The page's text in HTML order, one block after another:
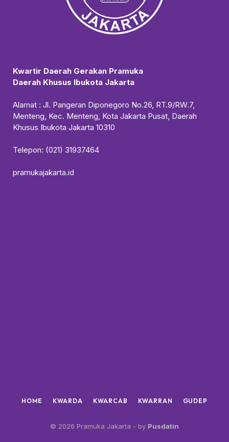
Kwartir Daerah Gerakan Pramuka
Daerah Khusus Ibukota Jakarta
Alamat : Jl. Pangeran Diponegoro No.26, RT.9/RW.7,
Menteng, Kec. Menteng, Kota Jakarta Pusat, Daerah
Khusus Ibukota Jakarta 10310
Telepon: (021) 31937464
pramukajakarta.id
HOME KWARDA KWARCAB KWARRAN GUDEP
© 2026 Pramuka Jakarta - by Pusdatin